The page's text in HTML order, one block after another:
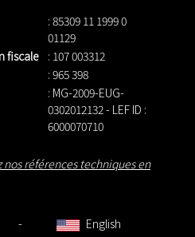
: 85309 11 1999 0
01129
fiscale : 107 003312
: 965 398
: MG-2009-EUG-
0302012132 - LEF ID :
6000070710
nos références techniques en
- English